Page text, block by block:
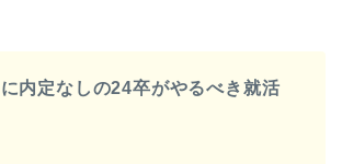
内定なしの24卒がやるべき就活